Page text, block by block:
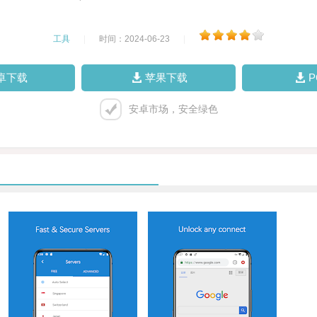
工具 时间：2024-06-23
下载 苹果下载
安卓市场，安全绿色